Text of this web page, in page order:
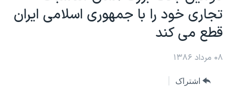
محتوای
اصلی
به
صفحه
نسخه سبک وب‌سایت
موضوع ها
ایران
آمریکا
جهان
برنامه های تلویزیونی
جدول برنامه ها
صفحه‌های ویژه
تجاری خود را با جمهوری اسلامی ايران
قطع می کند
۰۸ مرداد ۱۳۸۶
اشتراک